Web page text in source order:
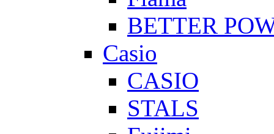
BETTER
Casio
CASIO
STALS